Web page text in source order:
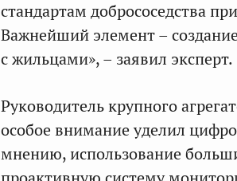
стандартам добрососедства
Важнейший элемент –
с жильцами», – заявил эксперт.
Руководитель крупного
особое внимание уделил
мнению, использование